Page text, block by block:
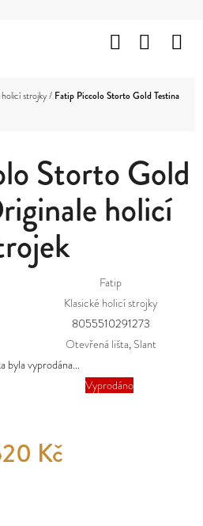
Hledat
holicí strojky/ Fatip Piccolo Storto Gold Testina
Storto Gold
holicí
Fatip
Klasické holicí strojky
8055510291273
Otevřená lišta, Slant
byla vyprodána…
Vyprodáno
Kč